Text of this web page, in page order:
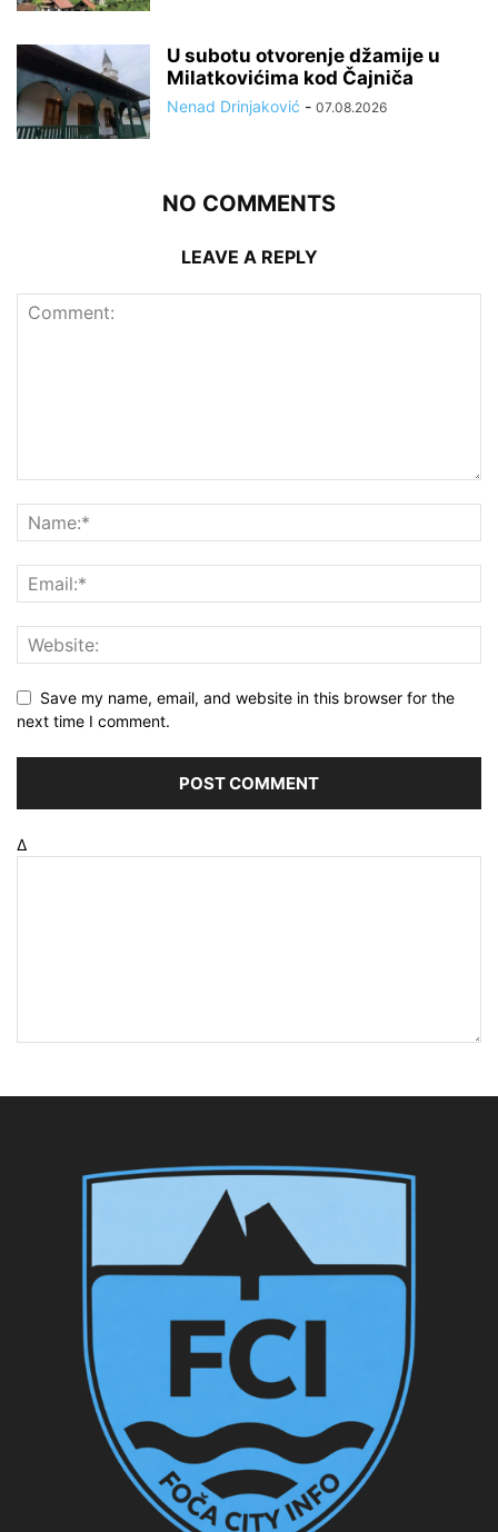
U subotu otvorenje džamije u
Milatkovićima kod Čajniča
Nenad Drinjaković - 07.08.2026
NO COMMENTS
LEAVE A REPLY
Save my name, email, and website in this browser for the
next time I comment.
Δ